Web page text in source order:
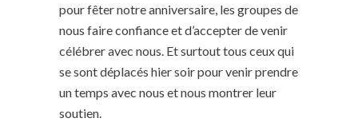
pour fêter notre anniversaire, les groupes de
nous faire confiance et d’accepter de venir
célébrer avec nous. Et surtout tous ceux qui
se sont déplacés hier soir pour venir prendre
un temps avec nous et nous montrer leur
soutien.